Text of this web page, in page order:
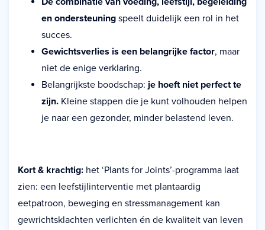
en ondersteuning speelt duidelijk een rol in het
succes.
Gewichtsverlies is een belangrijke factor, maar
niet de enige verklaring.
Belangrijkste boodschap: je hoeft niet perfect te
zijn. Kleine stappen die je kunt volhouden helpen
je naar een gezonder, minder belastend leven.
Kort & krachtig: het ‘Plants for Joints’-programma laat
zien: een leefstijlinterventie met plantaardig
eetpatroon, beweging en stressmanagement kan
gewrichtsklachten verlichten én de kwaliteit van leven